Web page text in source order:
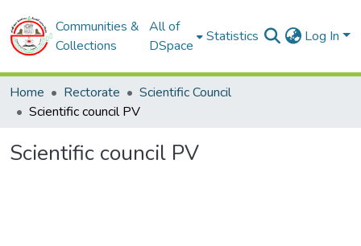
Communities &
Collections
All of
DSpace
Statistics Log In
Home Rectorate
Scientific Council
Scientific council PV
Scientific council PV